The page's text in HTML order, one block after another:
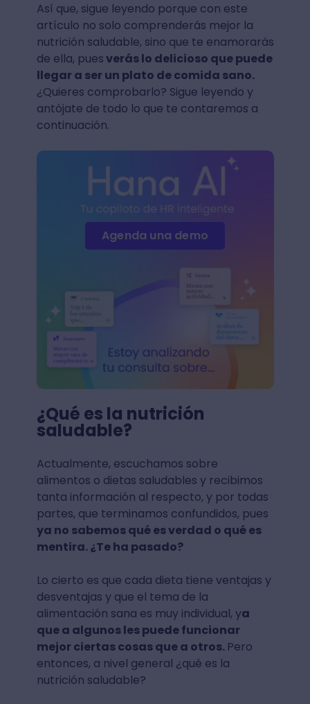
Así que, sigue leyendo porque con este
artículo no solo comprenderás mejor la
nutrición saludable, sino que te enamorarás
de ella, puesverás lo delicioso que puede
llegar a ser un plato de comida sano.
¿Quieres comprobarlo? Sigue leyendo y
antójate de todo lo que te contaremos a
continuación.
Agenda una demo
¿Qué es la nutrición
saludable?
Actualmente, escuchamos sobre
alimentos o dietas saludables y recibimos
tanta información al respecto, y por todas
partes, que terminamos confundidos, pues
ya no sabemos qué es verdad o qué es
mentira. ¿Te ha pasado?
Lo cierto es que cada dieta tiene ventajas y
desventajas y que el tema de la
alimentación sana es muy individual, ya
que a algunos les puede funcionar
mejor ciertas cosas que a otros. Pero
entonces, a nivel general ¿qué es la
nutrición saludable?